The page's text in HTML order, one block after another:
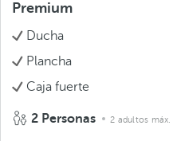
Premium
Ducha
Plancha
Caja fuerte
2 Personas 2 adultos máx.